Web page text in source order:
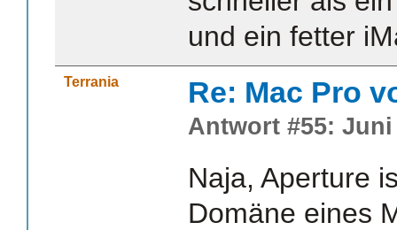
und ein fetter
Terrania Re: Mac Pro
Antwort #55: Juni
Naja, Aperture
Domäne eines